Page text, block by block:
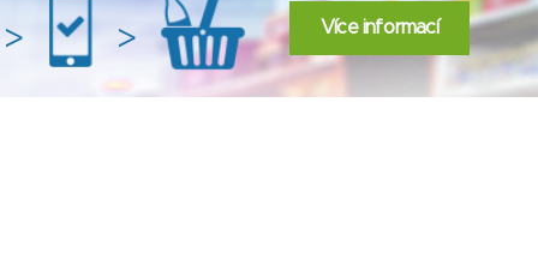
> > Více informací